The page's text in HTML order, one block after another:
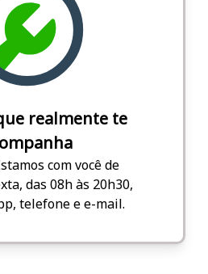
realmente te
com você de
das 08h às 20h30,
telefone e e-mail.